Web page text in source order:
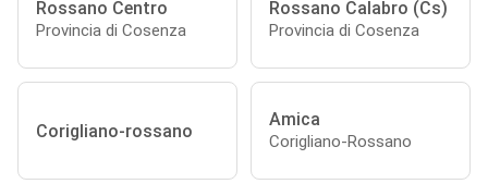
Rossano Centro
Provincia di Cosenza
Rossano Calabro (Cs)
Provincia di Cosenza
Corigliano-rossano
Amica
Corigliano-Rossano